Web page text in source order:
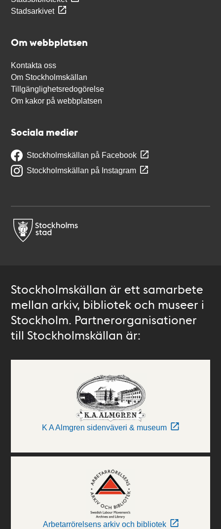
Stadsarkivet
Om webbplatsen
Kontakta oss
Om Stockholmskällan
Tillgänglighetsredogörelse
Om kakor på webbplatsen
Sociala medier
Stockholmskällan på Facebook
Stockholmskällan på Instagram
Stockholmskällan är ett samarbete
mellan arkiv, bibliotek och museer i
Stockholm. Partnerorganisationer
till Stockholmskällan är:
K A Almgren sidenväveri & museum
Arbetarrörelsens arkiv och bibliotek